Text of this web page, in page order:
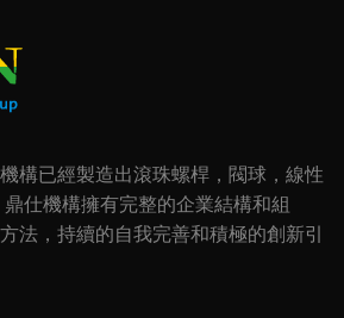
構已經製造出滾珠螺桿，閥球，線性
仕機構擁有完整的企業結構和組
法，持續的自我完善和積極的創新引